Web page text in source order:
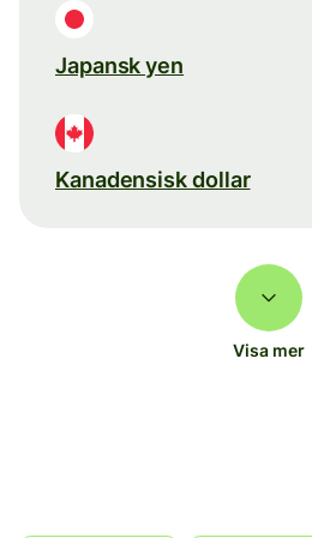
Japansk yen
Kanadensisk dollar
Visa mer